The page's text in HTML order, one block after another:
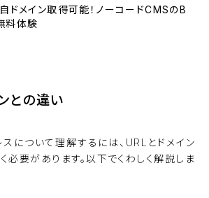
ドメイン取得可能！ノーコードCMSのB
料体験
との違い
について理解するには、URLとドメイン
必要があります。以下でくわしく解説しま